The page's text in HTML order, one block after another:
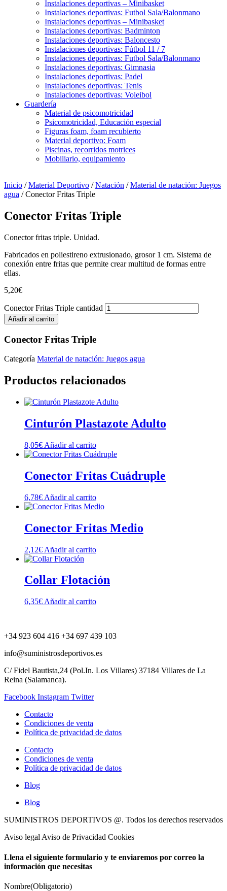
Instalaciones deportivas – Minibasket
Instalaciones deportivas: Futbol Sala/Balonmano
Instalaciones deportivas – Minibasket
Instalaciones deportivas: Badminton
Instalaciones deportivas: Baloncesto
Instalaciones deportivas: Fútbol 11 / 7
Instalaciones deportivas: Futbol Sala/Balonmano
Instalaciones deportivas: Gimnasia
Instalaciones deportivas: Padel
Instalaciones deportivas: Tenis
Instalaciones deportivas: Voleibol
Guardería
Material de psicomotricidad
Psicomotricidad, Educación especial
Figuras foam, foam recubierto
Material deportivo: Foam
Piscinas, recorridos motrices
Mobiliario, equipamiento
Inicio /Material Deportivo /Natación /Material de natación: Juegos
agua / Conector Fritas Triple
Conector Fritas Triple
Conector fritas triple. Unidad.
Fabricados en poliestireno extrusionado, grosor 1 cm. Sistema de
conexión entre fritas que permite crear multitud de formas entre
ellas.
5,20€
Conector Fritas Triple cantidad
Añadir al carrito
Conector Fritas Triple
Categoría Material de natación: Juegos agua
Productos relacionados
Cinturón Plastazote Adulto
8,05€ Añadir al carrito
Conector Fritas Cuádruple
6,78€ Añadir al carrito
Conector Fritas Medio
2,12€ Añadir al carrito
Collar Flotación
6,35€ Añadir al carrito
+34 923 604 416 +34 697 439 103
info@suministrosdeportivos.es
C/ Fidel Bautista,24 (Pol.In. Los Villares) 37184 Villares de La
Reina (Salamanca).
Facebook Instagram Twitter
Contacto
Condiciones de venta
Política de privacidad de datos
Contacto
Condiciones de venta
Política de privacidad de datos
Blog
Blog
SUMINISTROS DEPORTIVOS @. Todos los derechos reservados
Aviso legal Aviso de Privacidad Cookies
Llena el siguiente formulario y te enviaremos por correo la
información que necesitas
Nombre(Obligatorio)